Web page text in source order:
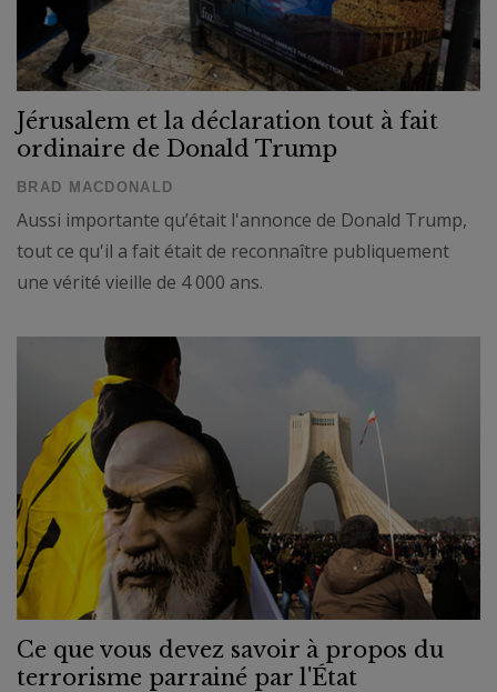
Jérusalem et la déclaration tout à fait
ordinaire de Donald Trump
BRAD MACDONALD
Aussi importante qu’était l'annonce de Donald Trump,
tout ce qu'il a fait était de reconnaître publiquement
une vérité vieille de 4 000 ans.
Ce que vous devez savoir à propos du
terrorisme parrainé par l'État